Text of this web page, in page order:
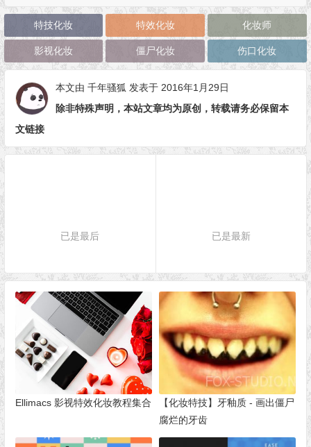
特技化妆 特效化妆 化妆师
影视化妆 僵尸化妆 伤口化妆
本文由 千年骚狐 发表于 2016年1月29日
除非特殊声明，本站文章均为原创，转载请务必保留本
文链接
已是最后 已是最新
Ellimacs 影视特效化妆教程集合
【化妆特技】牙釉质 - 画出僵尸
腐烂的牙齿